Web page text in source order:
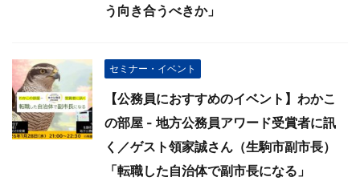
う向き合うべきか」
セミナー・イベント
【公務員におすすめのイベント】わかこ
の部屋 - 地方公務員アワード受賞者に訊
く／ゲスト領家誠さん（生駒市副市長）
「転職した自治体で副市長になる」